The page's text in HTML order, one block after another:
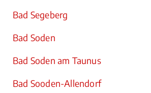
Bad Segeberg
Bad Soden
Bad Soden am Taunus
Bad Sooden-Allendorf